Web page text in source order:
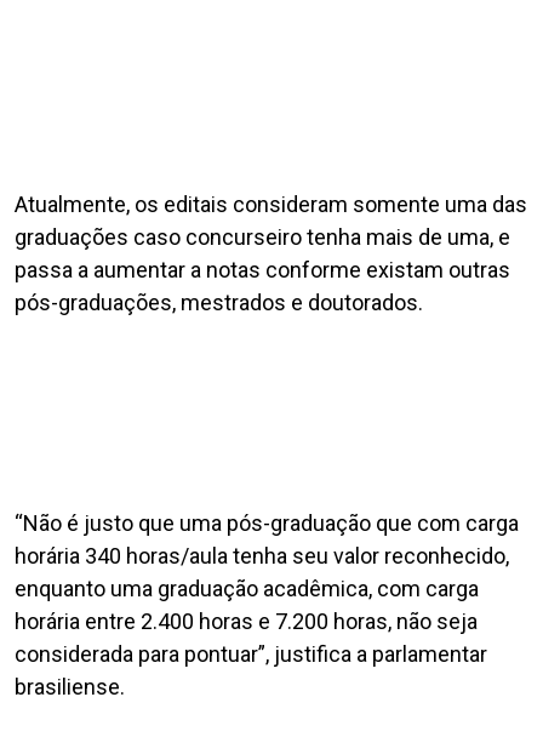
Atualmente, os editais consideram somente uma das
graduações caso concurseiro tenha mais de uma, e
passa a aumentar a notas conforme existam outras
pós-graduações, mestrados e doutorados.
“Não é justo que uma pós-graduação que com carga
horária 340 horas/aula tenha seu valor reconhecido,
enquanto uma graduação acadêmica, com carga
horária entre 2.400 horas e 7.200 horas, não seja
considerada para pontuar”, justifica a parlamentar
brasiliense.